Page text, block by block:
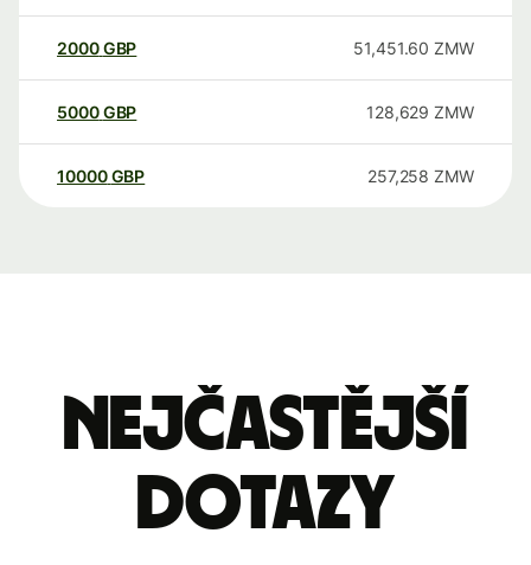
2000GBP 51,451.60 ZMW
5000GBP 128,629 ZMW
10000 GBP 257,258 ZMW
Nejčastější
dotazy